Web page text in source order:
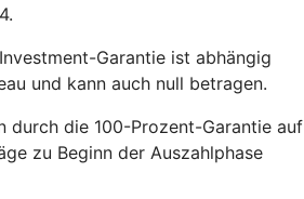
Garantie ist abhängig
und kann auch null betragen.
durch die 100-Prozent-Garantie auf
zu Beginn der Auszahlphase